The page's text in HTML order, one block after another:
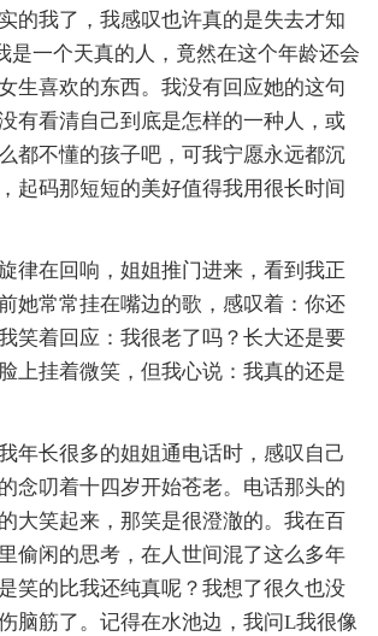
的我了，我感叹也许真的是失去才知
是一个天真的人，竟然在这个年龄还会
生喜欢的东西。我没有回应她的这句
有看清自己到底是怎样的一种人，或
都不懂的孩子吧，可我宁愿永远都沉
起码那短短的美好值得我用很长时间
律在回响，姐姐推门进来，看到我正
她常常挂在嘴边的歌，感叹着：你还
笑着回应：我很老了吗？长大还是要
上挂着微笑，但我心说：我真的还是
年长很多的姐姐通电话时，感叹自己
念叨着十四岁开始苍老。电话那头的
大笑起来，那笑是很澄澈的。我在百
偷闲的思考，在人世间混了这么多年
笑的比我还纯真呢？我想了很久也没
脑筋了。记得在水池边，我问L我很像